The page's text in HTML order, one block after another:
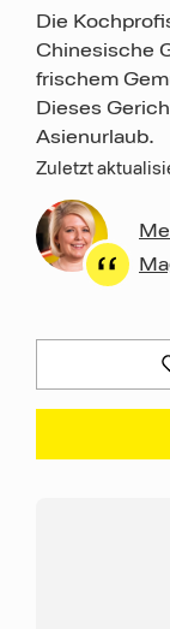
Die
Chinesische
frischem
Dieses
Asienurlaub.
Zuletzt